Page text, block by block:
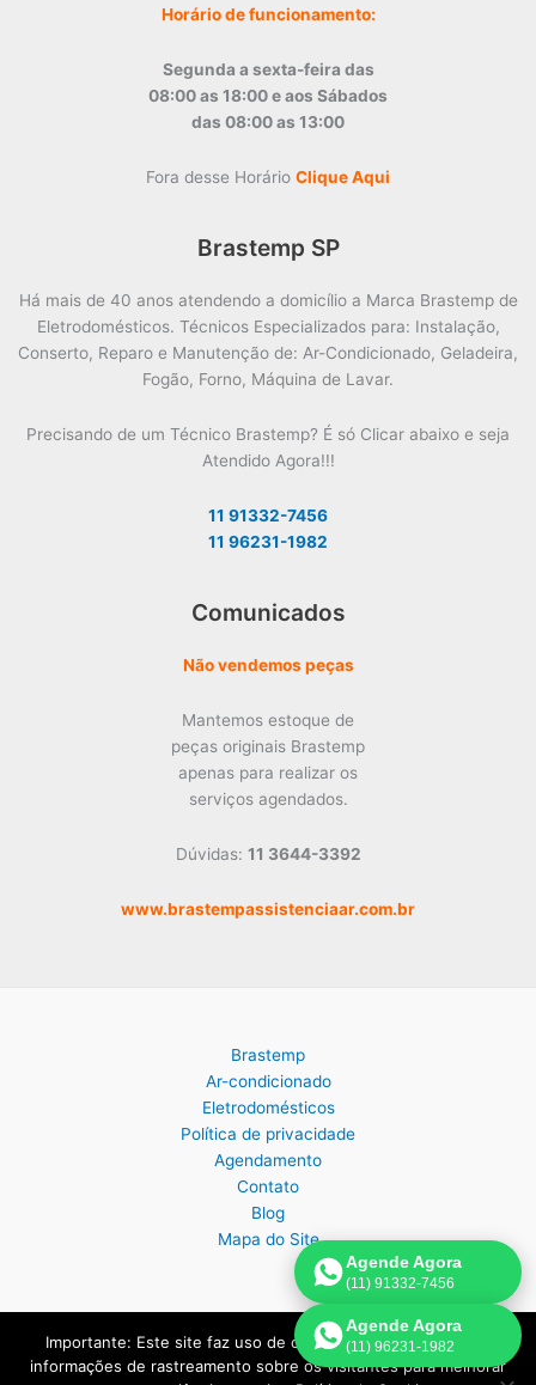
Horário de funcionamento:
Segunda a sexta-feira das
08:00 as 18:00 e aos Sábados
das 08:00 as 13:00
Fora desse Horário Clique Aqui
Brastemp SP
Há mais de 40 anos atendendo a domicílio a Marca Brastemp de
Eletrodomésticos. Técnicos Especializados para: Instalação,
Conserto, Reparo e Manutenção de: Ar-Condicionado, Geladeira,
Fogão, Forno, Máquina de Lavar.
Precisando de um Técnico Brastemp? É só Clicar abaixo e seja
Atendido Agora!!!
11 91332-7456
11 96231-1982
Comunicados
Não vendemos peças
Mantemos estoque de
peças originais Brastemp
apenas para realizar os
serviços agendados.
Dúvidas: 11 3644-3392
www.brastempassistenciaar.com.br
Brastemp
Ar-condicionado
Eletrodomésticos
Política de privacidade
Agendamento
Contato
Blog
Mapa do Site
Copyright © 2026 Assistência Técnica Brastemp em São Paulo |
Agende Agora
(11) 91332-7456
Agende Agora
(11) 96231-1982
Importante: Este site faz uso de cookies que podem conter
informações de rastreamento sobre os visitantes para melhorar